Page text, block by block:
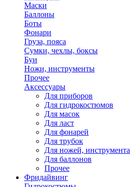
Маски
Баллоны
Боты
Фонари
Груза, пояса
Сумки, чехлы, боксы
Буи
Ножи, инструменты
Прочее
Аксессуары
Для приборов
Для гидрокостюмов
Для масок
Для ласт
Для фонарей
Для трубок
Для ножей, инструмента
Для баллонов
Прочее
Фридайвинг